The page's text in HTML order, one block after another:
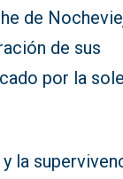
de
de sus
por la
la